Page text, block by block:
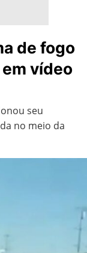
de fogo
vídeo
seu
no meio da